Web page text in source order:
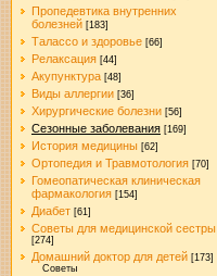
Пропедевтика внутренних
болезней [183]
Талассо и здоровье [66]
Релаксация [44]
Акупунктура [48]
Виды аллергии [36]
Хирургические болезни [56]
Сезонные заболевания [169]
История медицины [62]
Ортопедия и Травмотология [70]
Гомеопатическая клиническая
фармакология [154]
Диабет [61]
Советы для медицинской сестры
[274]
Домашний доктор для детей [173]
Советы